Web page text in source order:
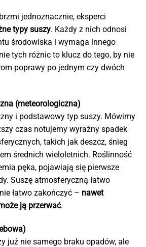
jednoznacznie, eksperci
typy suszy. Każdy z nich odnosi
środowiska i wymaga innego
tych różnic to klucz do tego, by nie
poprawy po jednym czy dwóch
(meteorologiczna)
i podstawowy typ suszy. Mówimy
czas notujemy wyraźny spadek
takich jak deszcz, śnieg
średnich wieloletnich. Roślinność
pęka, pojawiają się pierwsze
Suszę atmosferyczną łatwo
łatwo zakończyć – nawet
ją przerwać.
już nie samego braku opadów, ale